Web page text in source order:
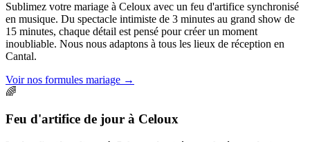
Sublimez votre mariage à Celoux avec un feu d'artifice synchronisé
en musique. Du spectacle intimiste de 3 minutes au grand show de
15 minutes, chaque détail est pensé pour créer un moment
inoubliable. Nous nous adaptons à tous les lieux de réception en
Cantal.
Voir nos formules mariage →
🌈
Feu d'artifice de jour à Celoux